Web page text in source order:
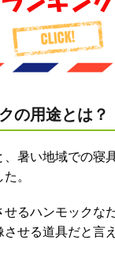
の用途とは？
、暑い地域での寝
。
るハンモックな
させる道具だと言